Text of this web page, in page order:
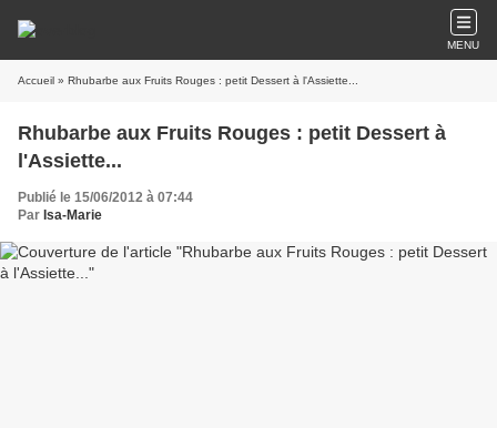
MENU
Accueil » Rhubarbe aux Fruits Rouges : petit Dessert à l'Assiette...
Rhubarbe aux Fruits Rouges : petit Dessert à
l'Assiette...
Publié le 15/06/2012 à 07:44
Par Isa-Marie